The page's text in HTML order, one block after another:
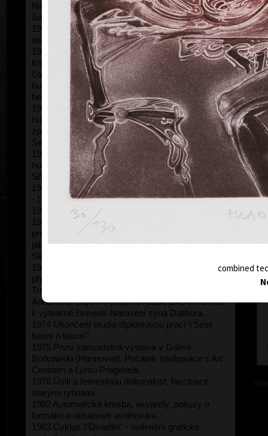
Narozen 28. února 1942, Praha. Grafik, malíř a
ilustrátor.
1953 Soukromé hodiny hry na pozoun, příprava ke
studiu na konzervatoři
1957-63 Studium na konzervatoři v Praze (tuba,
kontrabas, později pozoun). Kresby do školního
časopisu Hlas konzervatoře. První pochybnosti o
budoucí kariéře hudebníka. Soustavné kreslení
bez odborného vedení.
1963-65 Vojenská prezenční služba u posádkové
hudby Milovice (první trombonista,kontrabas,
zpěv). Počátek celoživotního přátelství s Jiřím
Šerých.
1965 Neúspěšná přijímací zkouška na AVU, učitel
hudby na LŠU, intenzivní návštěvy kurzů kreslení.
Sňatek se Zdenkou Čejkovou.
1966 Neúspěšná zkouška na AVU, kurzy kreslení
- Lidová akademie výtvarného umění.
1967 Neúspěšná zkouška na VŠUP
1968 Neúspěšná zkouška na VŠUP, konzultace s
profesorem Janem Spurným. Po odvolání přijat
jako mimořádný student do ateliéru Zdeňka
Sklenáře. První pokusy o grafiku.
1970 Přestup do ateliéru ilustrace a plakátu, který
převzal prof. Zdeněk Sklenář po zemřelém Jiřím
Trnkovi. Výrazné působení asistenta Jiřího
Anderleho. Zájem o poezii a hudbu jako o motivaci
k výtvarné činnosti. Narození syna Dalibora.
1974 Ukončení studia diplomovou prací \"Šest
básní o lásce\"
1975 První samostatná výstava v Galerii
Borkowski (Hannover). Počátek spolupráce s Art
Centrem a Lyrou Pragensis.
1976 Úsilí o řemeslnou dokonalost, fascinace
starými rytinami.
1982 Automatická kresba, akvarely, pokusy o
formální a obsahové uvolňování.
1983 Cyklus \"Divadlo\" - ovlivnění grafické
combined